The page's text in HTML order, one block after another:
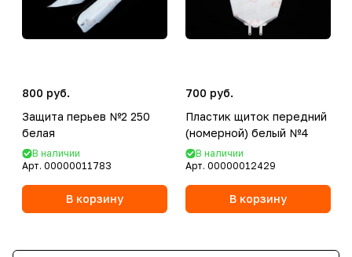
800 руб.
Защита перьев №2 250
белая
В наличии
Арт. 00000011783
В корзину
700 руб.
Пластик щиток передний
(номерной) белый №4
В наличии
Арт. 00000012429
В корзину